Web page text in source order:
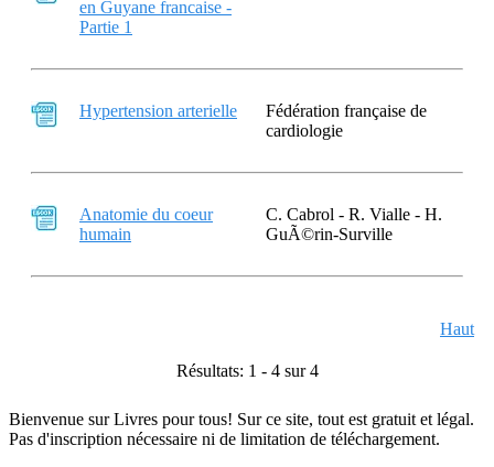
en Guyane francaise -
Partie 1
Hypertension arterielle
Fédération française de
cardiologie
Anatomie du coeur
humain
C. Cabrol - R. Vialle - H.
GuÃ©rin-Surville
Haut
Résultats: 1 - 4 sur 4
Bienvenue sur Livres pour tous! Sur ce site, tout est gratuit et légal.
Pas d'inscription nécessaire ni de limitation de téléchargement.